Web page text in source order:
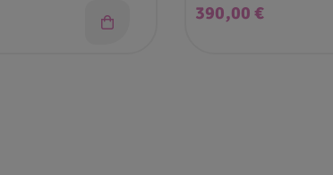
Precio
390,00 €